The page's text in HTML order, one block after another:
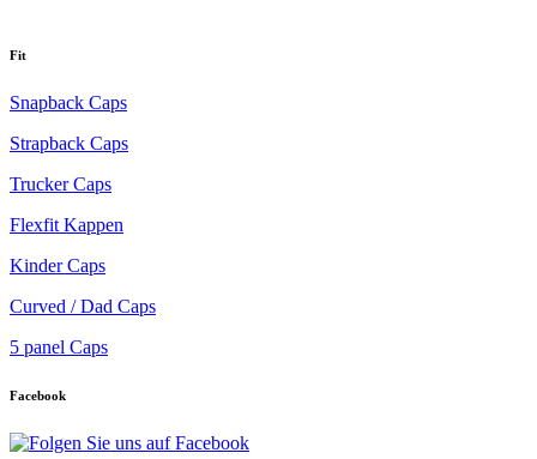
Fit
Snapback Caps
Strapback Caps
Trucker Caps
Flexfit Kappen
Kinder Caps
Curved / Dad Caps
5 panel Caps
Facebook